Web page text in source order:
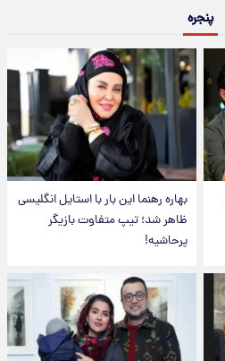
پنجره
بهاره رهنما این بار با استایل انگلیسی
ظاهر شد؛ تیپ متفاوت بازیگر
پرحاشیه!